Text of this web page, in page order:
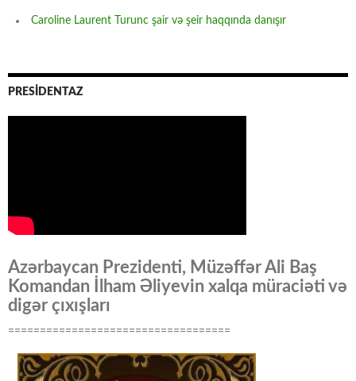
Caroline Laurent Turunc şair və şeir haqqında danışır
PRESİDENTAZ
Azərbaycan Prezidenti, Müzəffər Ali Baş
Komandan İlham Əliyevin xalqa müraciəti və
digər çıxışları
===================================